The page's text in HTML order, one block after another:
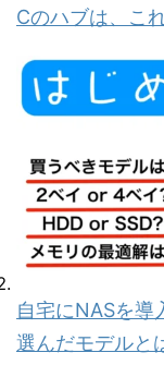
Cのハブは、こ
自宅にNASを導
選んだモデルと